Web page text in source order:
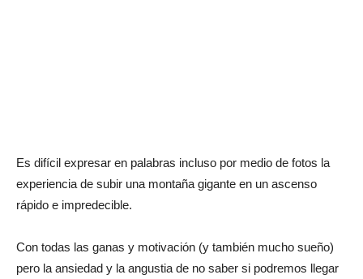
Es difícil expresar en palabras incluso por medio de fotos la
experiencia de subir una montaña gigante en un ascenso
rápido e impredecible.
Con todas las ganas y motivación (y también mucho sueño)
pero la ansiedad y la angustia de no saber si podremos llegar